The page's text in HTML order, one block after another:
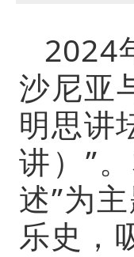
2024
沙尼亚
明思讲
讲）”
述”为
乐史，